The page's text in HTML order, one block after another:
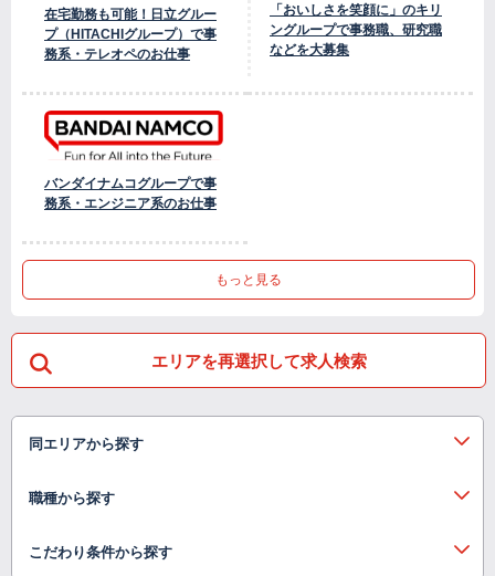
在宅勤務も可能！日立グルー
プ（HITACHIグループ）で事
務系・テレオペのお仕事
「おいしさを笑顔に」のキリ
ングループで事務職、研究職
などを大募集
バンダイナムコグループで事
務系・エンジニア系のお仕事
もっと見る
エリアを再選択して求人検索
同エリアから探す
職種から探す
こだわり条件から探す